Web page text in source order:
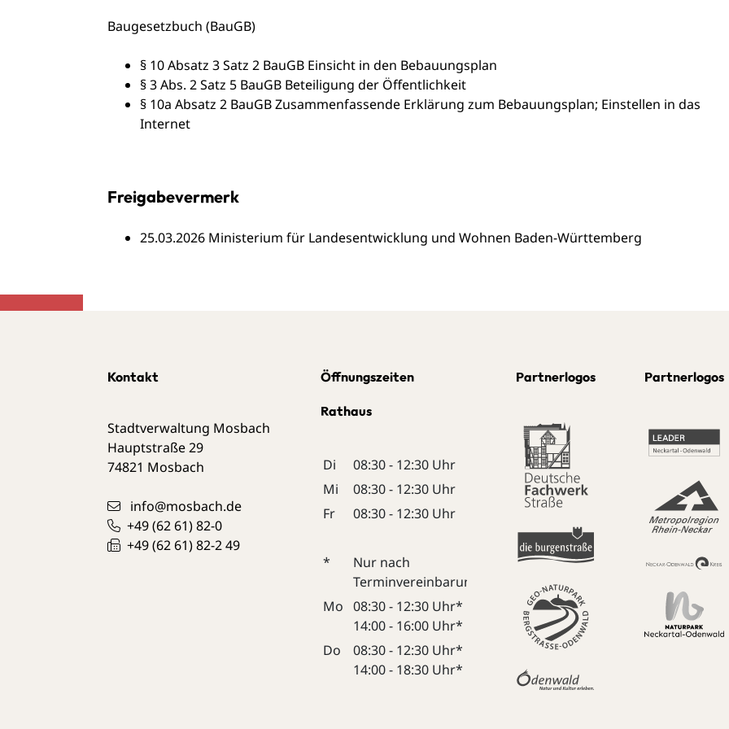
Baugesetzbuch (BauGB)
§ 10 Absatz 3 Satz 2 BauGB Einsicht in den Bebauungsplan
§ 3 Abs. 2 Satz 5 BauGB Beteiligung der Öffentlichkeit
§ 10a Absatz 2 BauGB Zusammenfassende Erklärung zum Bebauungsplan; Einstellen in das
Internet
Freigabevermerk
25.03.2026 Ministerium für Landesentwicklung und Wohnen Baden-Württemberg
Kontakt
Stadtverwaltung Mosbach
Hauptstraße 29
74821 Mosbach
info@mosbach.de
+49 (6261) 82-0
+49 (6261) 82-249
Öffnungszeiten
Rathaus
Di
08:30 - 12:30 Uhr
Mi
08:30 - 12:30 Uhr
Fr
08:30 - 12:30 Uhr
*
Nur nach
Terminvereinbarung:
Mo
08:30 - 12:30 Uhr*
14:00 - 16:00 Uhr*
Do
08:30 - 12:30 Uhr*
14:00 - 18:30 Uhr*
Partnerlogos Partnerlogos